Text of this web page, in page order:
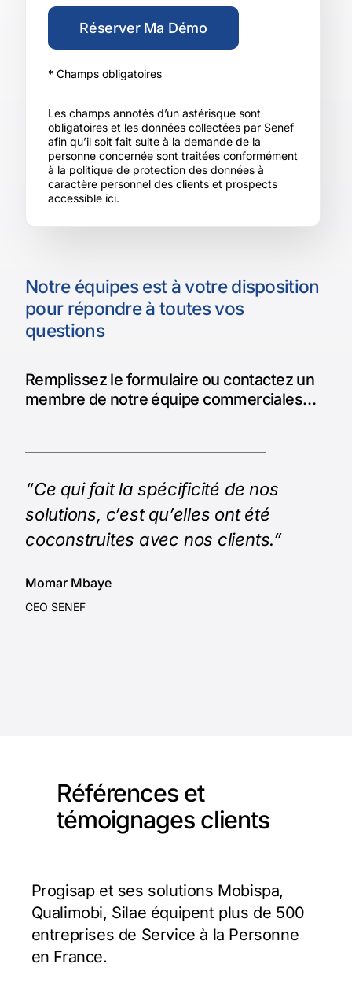
Notre équipes est à votre disposition
pour répondre à toutes vos
questions
Remplissez le formulaire ou contactez un
membre de notre équipe commerciales…
“Ce qui fait la spécificité de nos
solutions, c’est qu’elles ont été
coconstruites avec nos clients.”
Momar Mbaye
CEO SENEF
* Champs obligatoires
Les champs annotés d’un astérisque sont
obligatoires et les données collectées par Senef
afin qu’il soit fait suite à la demande de la
personne concernée sont traitées conformément
à la politique de protection des données à
caractère personnel des clients et prospects
accessible ici.
Références et
témoignages clients
Progisap et ses solutions Mobispa,
Qualimobi, Silae équipent plus de 500
entreprises de Service à la Personne
en France.